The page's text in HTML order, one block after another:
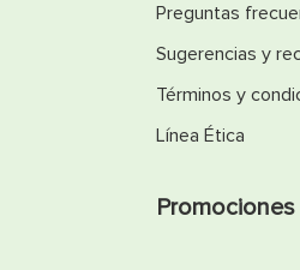
Preguntas
Sugerencias y
Términos y
Línea Ética
Promociones